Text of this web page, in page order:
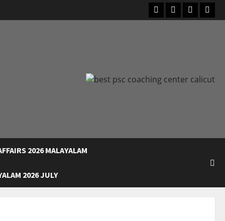
FacebookInstagram
Youtube
2026 MALAYALAM
2026 JULY